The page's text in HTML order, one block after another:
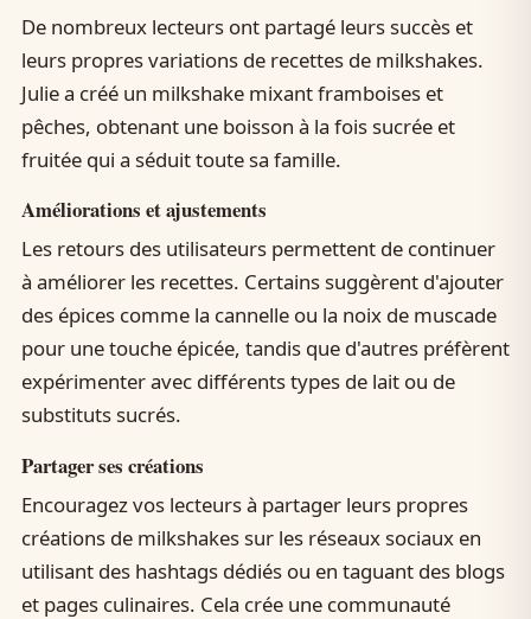
De nombreux lecteurs ont partagé leurs succès et
leurs propres variations de recettes de milkshakes.
Julie a créé un milkshake mixant framboises et
pêches, obtenant une boisson à la fois sucrée et
fruitée qui a séduit toute sa famille.
Améliorations et ajustements
Les retours des utilisateurs permettent de continuer
à améliorer les recettes. Certains suggèrent d'ajouter
des épices comme la cannelle ou la noix de muscade
pour une touche épicée, tandis que d'autres préfèrent
expérimenter avec différents types de lait ou de
substituts sucrés.
Partager ses créations
Encouragez vos lecteurs à partager leurs propres
créations de milkshakes sur les réseaux sociaux en
utilisant des hashtags dédiés ou en taguant des blogs
et pages culinaires. Cela crée une communauté